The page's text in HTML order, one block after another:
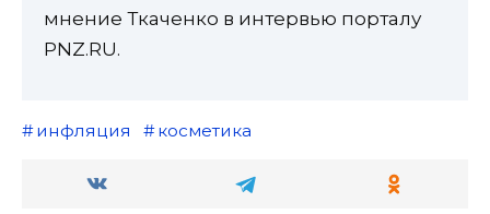
мнение Ткаченко в интервью порталу
PNZ.RU.
инфляция косметика